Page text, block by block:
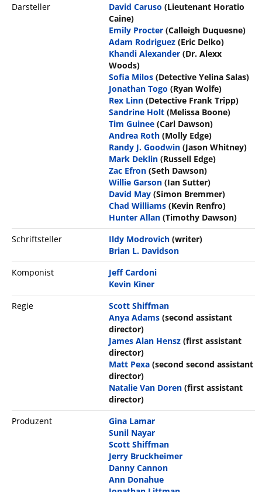
Darsteller
David Caruso (Lieutenant Horatio
Caine)
Emily Procter (Calleigh Duquesne)
Adam Rodriguez (Eric Delko)
Khandi Alexander (Dr. Alexx
Woods)
Sofia Milos (Detective Yelina Salas)
Jonathan Togo (Ryan Wolfe)
Rex Linn (Detective Frank Tripp)
Sandrine Holt (Melissa Boone)
Tim Guinee (Carl Dawson)
Andrea Roth (Molly Edge)
Randy J. Goodwin (Jason Whitney)
Mark Deklin (Russell Edge)
Zac Efron (Seth Dawson)
Willie Garson (Ian Sutter)
David May (Simon Bremmer)
Chad Williams (Kevin Renfro)
Hunter Allan (Timothy Dawson)
Schriftsteller
Ildy Modrovich (writer)
Brian L. Davidson
Komponist
Jeff Cardoni
Kevin Kiner
Regie
Scott Shiffman
Anya Adams (second assistant
director)
James Alan Hensz (first assistant
director)
Matt Pexa (second second assistant
director)
Natalie Van Doren (first assistant
director)
Produzent
Gina Lamar
Sunil Nayar
Scott Shiffman
Jerry Bruckheimer
Danny Cannon
Ann Donahue